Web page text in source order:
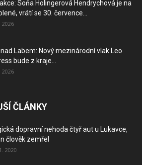
Soňa Holingerová Hendrychová je na
vrátí se 30. července...
2026
Labem: Nový mezinárodní vlak Leo
bude z kraje...
2026
ČLÁNKY
dopravní nehoda čtyř aut u Lukavce,
člověk zemřel
2020